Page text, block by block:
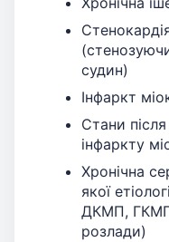
судин)
Інфаркт
Стани
інфаркту
Хронічна
якої
ДКМП,
розлади)